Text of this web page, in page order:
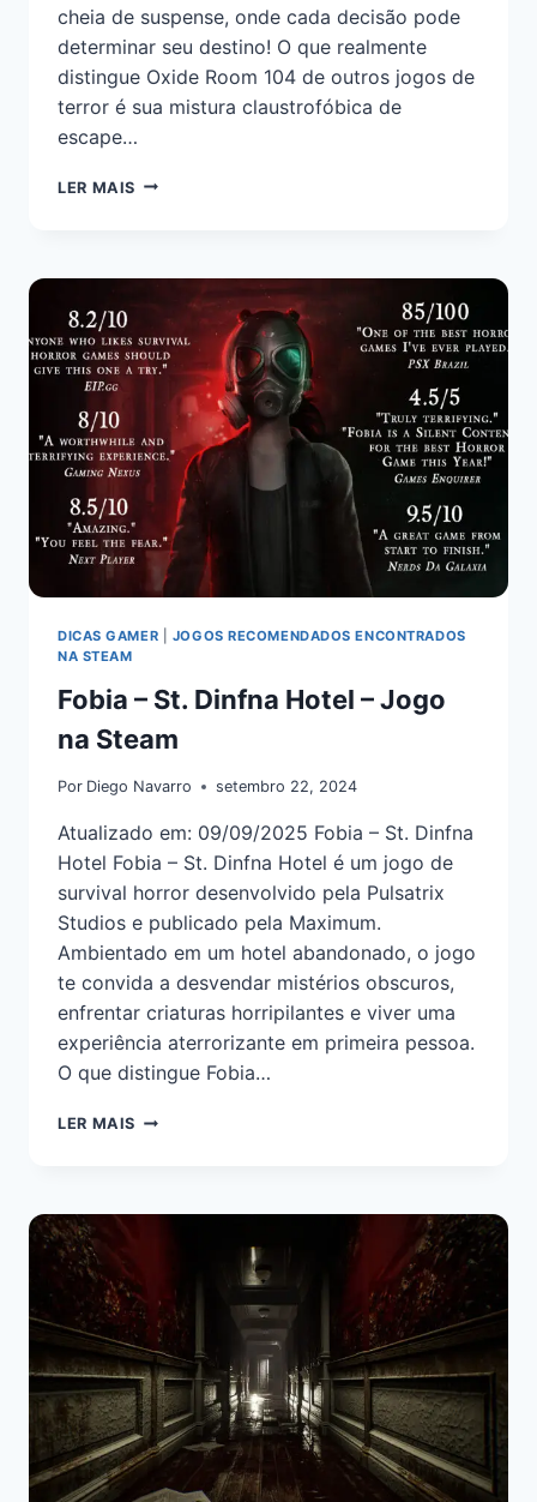
cheia de suspense, onde cada decisão pode
determinar seu destino! O que realmente
distingue Oxide Room 104 de outros jogos de
terror é sua mistura claustrofóbica de
escape…
LER MAIS
DICAS GAMER
JOGOS RECOMENDADOS ENCONTRADOS
NA STEAM
Fobia – St. Dinfna Hotel – Jogo
na Steam
Por Diego Navarro setembro 22, 2024
Atualizado em: 09/09/2025 Fobia – St. Dinfna
Hotel Fobia – St. Dinfna Hotel é um jogo de
survival horror desenvolvido pela Pulsatrix
Studios e publicado pela Maximum.
Ambientado em um hotel abandonado, o jogo
te convida a desvendar mistérios obscuros,
enfrentar criaturas horripilantes e viver uma
experiência aterrorizante em primeira pessoa.
O que distingue Fobia…
LER MAIS